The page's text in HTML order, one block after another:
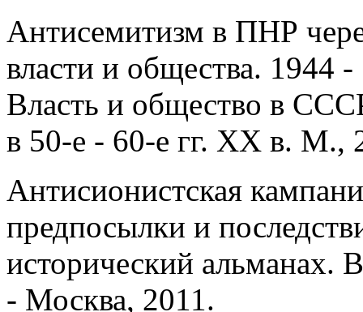
Антисемитизм в ПНР
власти и общества. 1944
Власть и общество в
в 50-е - 60-е гг. XX в. М.,
Антисионистская
предпосылки и
исторический альманах.
- Москва, 2011.